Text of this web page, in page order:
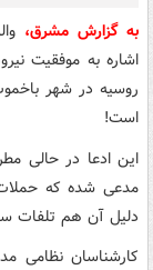
به گزارش مشرق،
اشاره به موفقیت
روسیه در شهر
است!
این ادعا در حالی
مدعی شده که
دلیل آن هم تلفات
کارشناسان نظامی